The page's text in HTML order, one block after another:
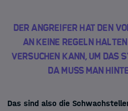
Der Angreifer hat den
an keine Regeln
versuchen kann, um das
Da muss man
Das sind also die